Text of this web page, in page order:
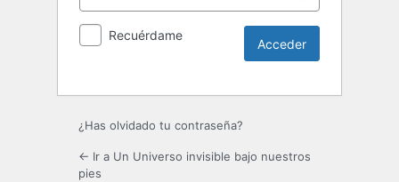
Recuérdame
¿Has olvidado tu contraseña?
← Ir a Un Universo invisible bajo nuestros
pies